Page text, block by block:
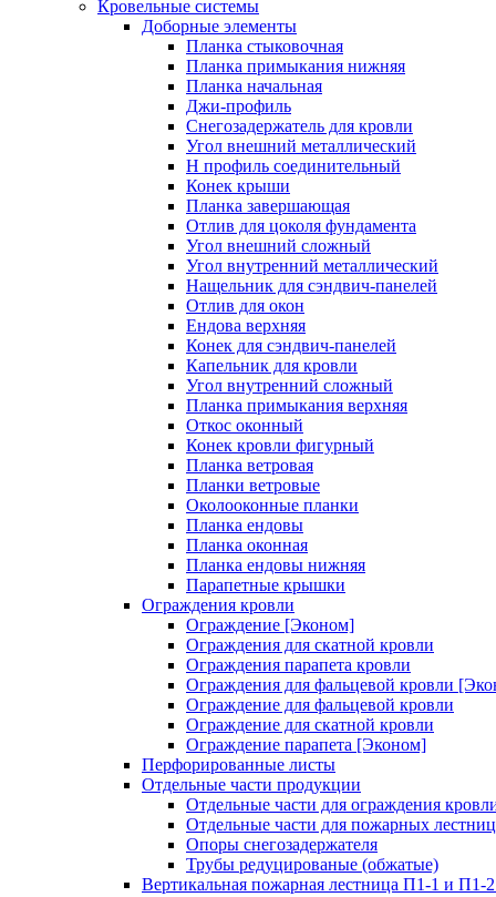
Кровельные системы
Доборные элементы
Планка стыковочная
Планка примыкания нижняя
Планка начальная
Джи-профиль
Снегозадержатель для кровли
Угол внешний металлический
Н профиль соединительный
Конек крыши
Планка завершающая
Отлив для цоколя фундамента
Угол внешний сложный
Угол внутренний металлический
Нащельник для сэндвич-панелей
Отлив для окон
Ендова верхняя
Конек для сэндвич-панелей
Капельник для кровли
Угол внутренний сложный
Планка примыкания верхняя
Откос оконный
Конек кровли фигурный
Планка ветровая
Планки ветровые
Околооконные планки
Планка ендовы
Планка оконная
Планка ендовы нижняя
Парапетные крышки
Ограждения кровли
Ограждение [Эконом]
Ограждения для скатной кровли
Ограждения парапета кровли
Ограждения для фальцевой кровли
Ограждение для фальцевой кровли
Ограждение для скатной кровли
Ограждение парапета [Эконом]
Перфорированные листы
Отдельные части продукции
Отдельные части для ограждения
Отдельные части для пожарных лестниц
Опоры снегозадержателя
Трубы редуцированые (обжатые)
Вертикальная пожарная лестница П1-1 и